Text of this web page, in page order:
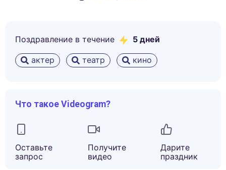
Поздравление в течение 5 дней
актер театр кино
Что такое Videogram?
Оставьте
запрос
Получите
видео
Дарите
праздник